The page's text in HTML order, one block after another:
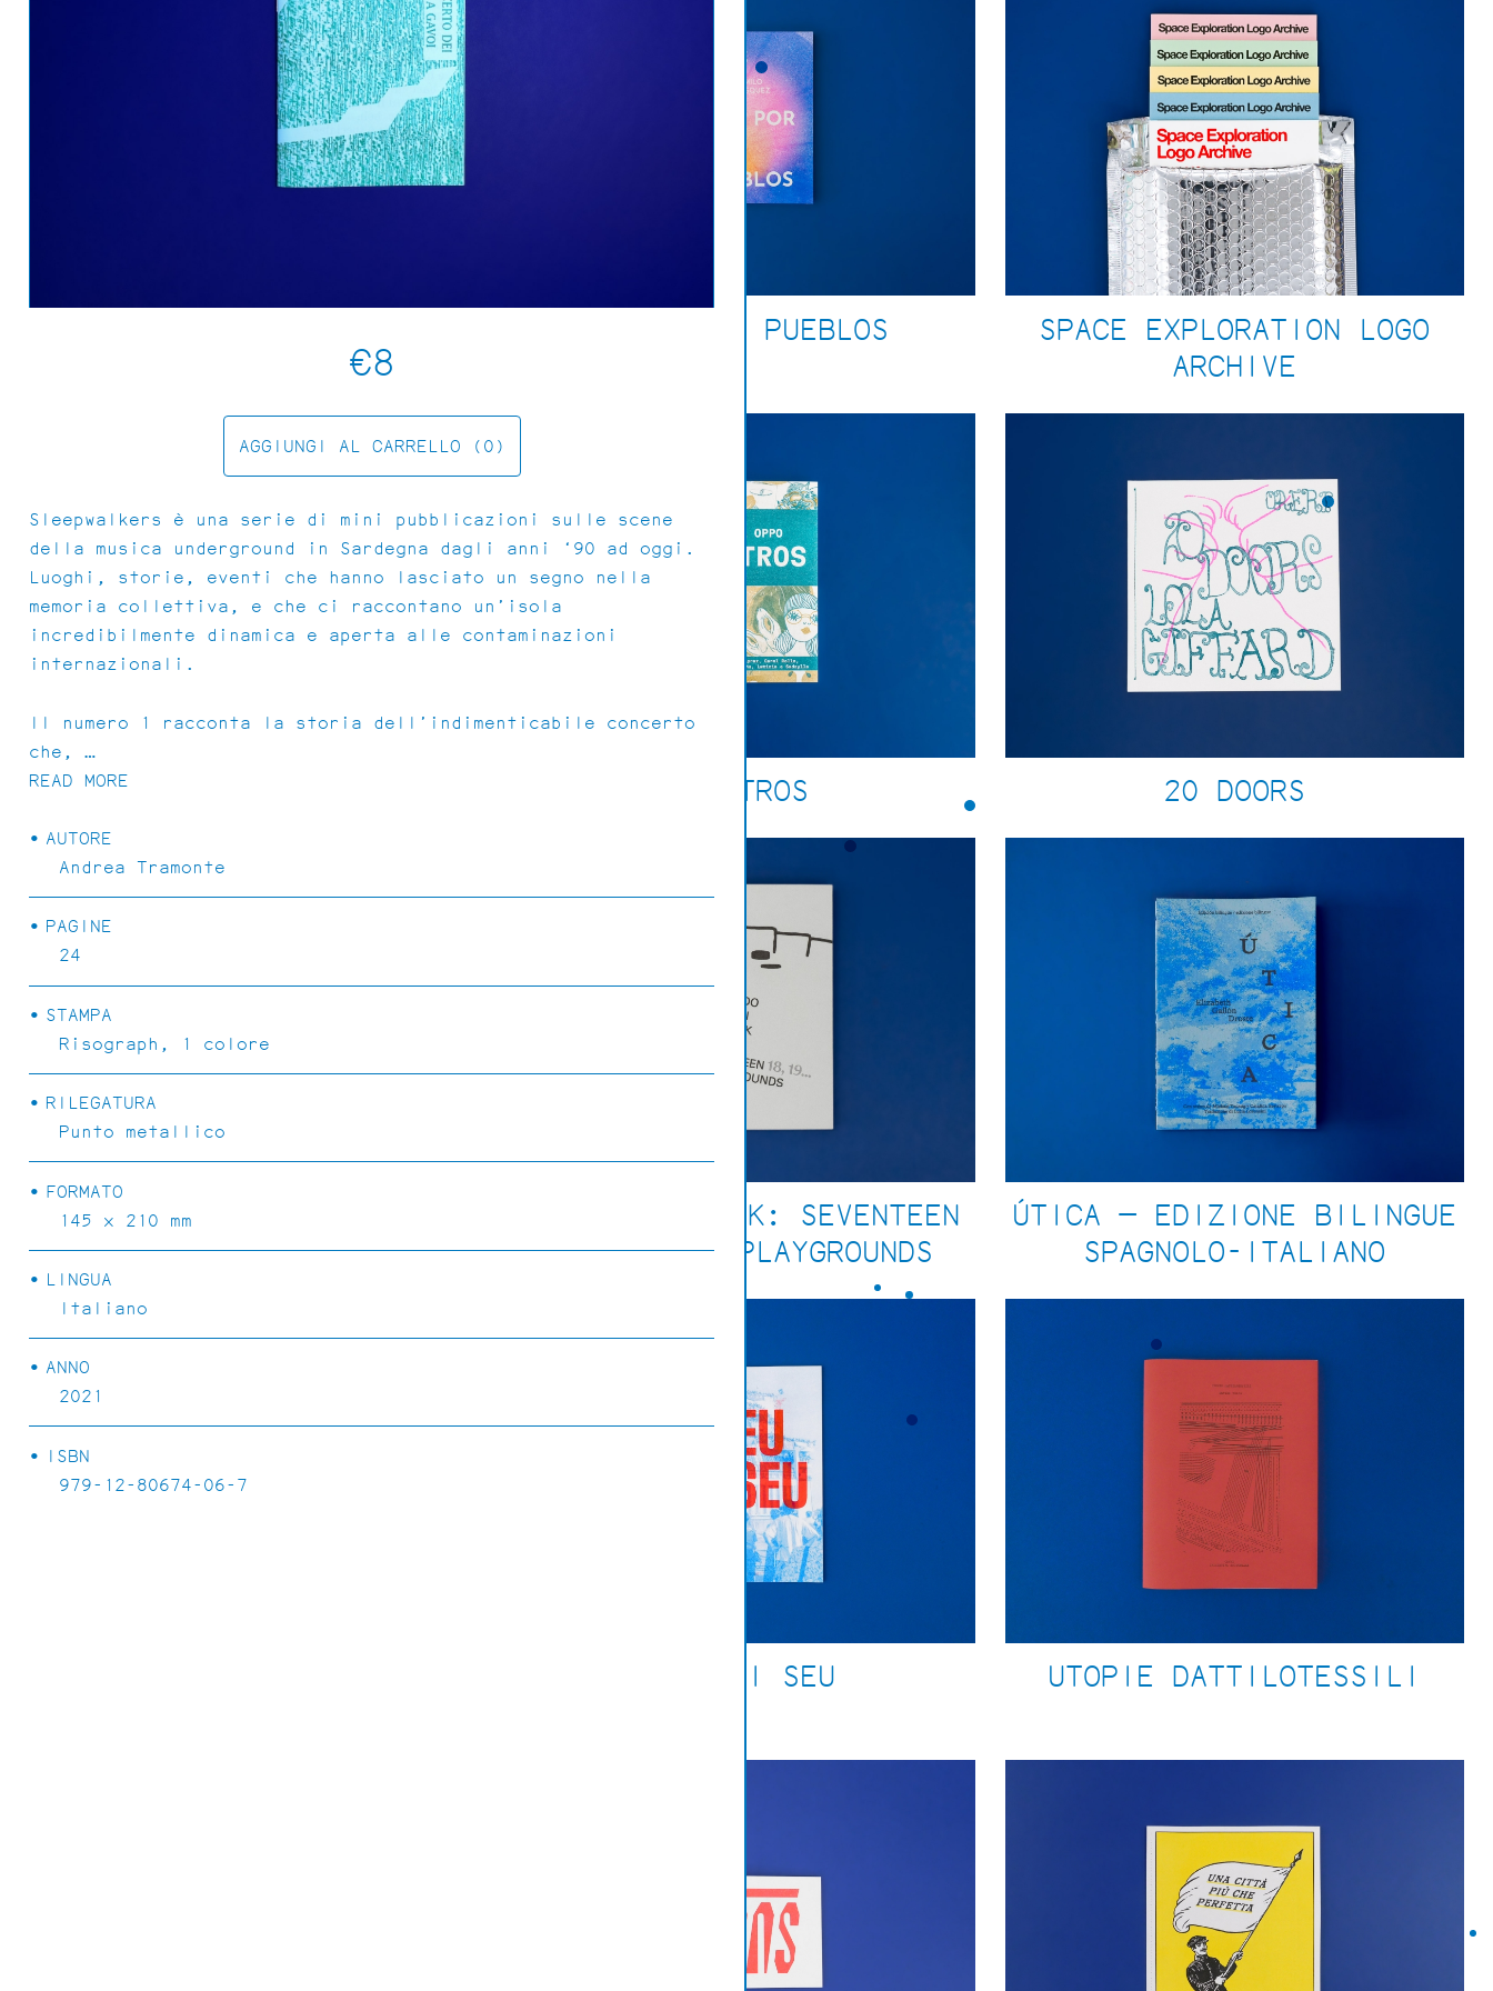
RÍOS POR PUEBLOS
SPACE EXPLORATION LOGO
ARCHIVE
MOSTROS 20 DOORS
CONCRETE ISULA
ALDO VAN EYCK: SEVENTEEN
18, 19... PLAYGROUNDS
ÚTICA — EDIZIONE BILINGUE
SPAGNOLO-ITALIANO
DEU CI SEU UTOPIE DATTILOTESSILI
€8
AGGIUNGI AL CARRELLO (0)
Sleepwalkers è una serie di mini pubblicazioni sulle scene
della musica underground in Sardegna dagli anni ‘90 ad oggi.
Luoghi, storie, eventi che hanno lasciato un segno nella
memoria collettiva, e che ci raccontano un’isola
incredibilmente dinamica e aperta alle contaminazioni
internazionali.
Il numero 1 racconta la storia dell’indimenticabile concerto
che, …
READ MORE
AUTORE
Andrea Tramonte
PAGINE
24
STAMPA
Risograph, 1 colore
RILEGATURA
Punto metallico
FORMATO
145 x 210 mm
LINGUA
Italiano
ANNO
2021
ISBN
979-12-80674-06-7